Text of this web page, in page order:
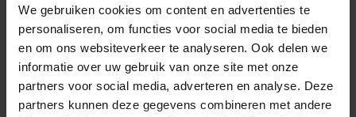
We gebruiken cookies om content en advertenties te
personaliseren, om functies voor social media te bieden
en om ons websiteverkeer te analyseren. Ook delen we
informatie over uw gebruik van onze site met onze
partners voor social media, adverteren en analyse. Deze
partners kunnen deze gegevens combineren met andere